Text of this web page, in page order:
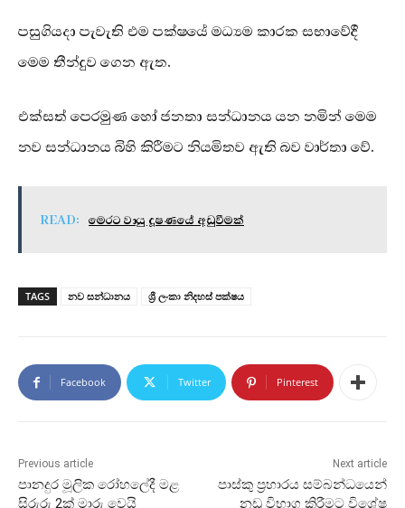
පසුගියදා පැවැති එම පක්ෂයේ මධ්‍යම කාරක සභාවේදී
මෙම තීන්දුව ගෙන ඇත.
එක්සත් පෙරමුණ හෝ ජනතා සන්ධානය යන නමින් මෙම
නව සන්ධානය බිහි කිරීමට නියමිතව ඇති බව වාර්තා වේ.
READ: මෙරට වායු දූෂණයේ අඩුවීමක්
TAGS නව සන්ධානය ශ්‍රී ලංකා නිදහස් පක්ෂය
Facebook Twitter Pinterest
Previous article
පානදුර මූලික රෝහලේදී මළ
සිරුරු 2ක් මාරු වෙයි
Next article
පාස්කු ප්‍රහාරය සම්බන්ධයෙන්
නඩු විභාග කිරීමට විශේෂ